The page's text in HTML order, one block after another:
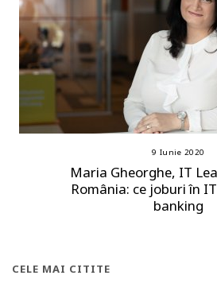
9 Iunie 2020
Maria Gheorghe, IT
România: ce joburi în
banking
CELE MAI CITITE